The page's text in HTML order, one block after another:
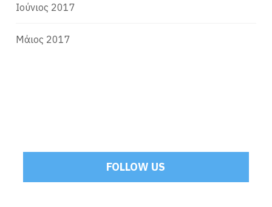
Ιούνιος 2017
Μάιος 2017
FOLLOW US